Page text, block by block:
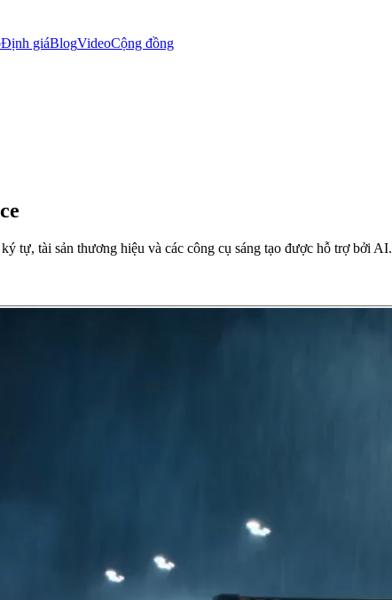
Định giáBlogVideoCộng đồng
tự, tài sản thương hiệu và các công cụ sáng tạo được hỗ trợ bởi AI.